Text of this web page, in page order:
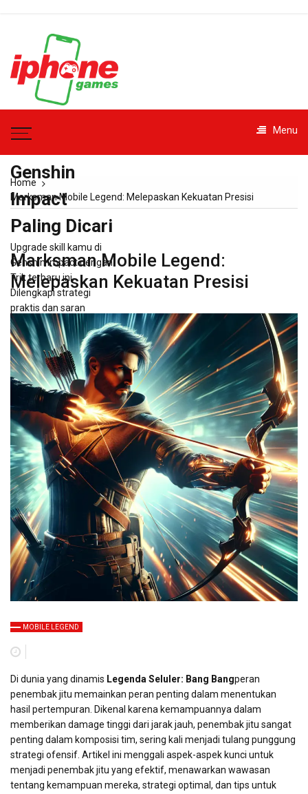
– Trik
Genshin
Impact
Paling Dicari
Upgrade skill kamu di
Genshin Impact dengan
Trik terbaru ini.
Dilengkapi strategi
praktis dan saran
profesional yang bisa
langsung kamu
terapkan dalam game.
Menu
Home
Marksman Mobile Legend: Melepaskan Kekuatan Presisi
Marksman Mobile Legend:
Melepaskan Kekuatan Presisi
MOBILE LEGEND
Di dunia yang dinamis Legenda Seluler: Bang Bangperan
penembak jitu memainkan peran penting dalam menentukan
hasil pertempuran. Dikenal karena kemampuannya dalam
memberikan damage tinggi dari jarak jauh, penembak jitu sangat
penting dalam komposisi tim, sering kali menjadi tulang punggung
strategi ofensif. Artikel ini menggali aspek-aspek kunci untuk
menjadi penembak jitu yang efektif, menawarkan wawasan
tentang kemampuan mereka, strategi optimal, dan tips untuk